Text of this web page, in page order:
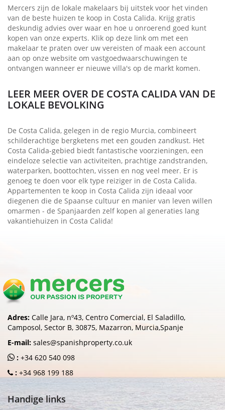
Mercers zijn de lokale makelaars bij uitstek voor het vinden
van de beste huizen te koop in Costa Calida. Krijg gratis
deskundig advies over waar en hoe u onroerend goed kunt
kopen van onze experts. Klik op deze link om met een
makelaar te praten over uw vereisten of maak een account
aan op onze website om vastgoedwaarschuwingen te
ontvangen wanneer er nieuwe villa's op de markt komen.
LEER MEER OVER DE COSTA CALIDA VAN DE
LOKALE BEVOLKING
De Costa Calida, gelegen in de regio Murcia, combineert
schilderachtige bergketens met een gouden zandkust. Het
Costa Calida-gebied biedt fantastische voorzieningen, een
eindeloze selectie van activiteiten, prachtige zandstranden,
waterparken, boottochten, vissen en nog veel meer. Er is
genoeg te doen voor elk type reiziger in de Costa Calida.
Appartementen te koop in Costa Calida zijn ideaal voor
diegenen die de Spaanse cultuur en manier van leven willen
omarmen - de Spanjaarden zelf kopen al generaties lang
vakantiehuizen in Costa Calida!
Adres: Calle Jara, nº43, Centro Comercial, El Saladillo,
Camposol, Sector B, 30875, Mazarron, Murcia,Spanje
E-mail: sales@spanishproperty.co.uk
: +34 620 540 098
: +34 968 199 188
Handige links